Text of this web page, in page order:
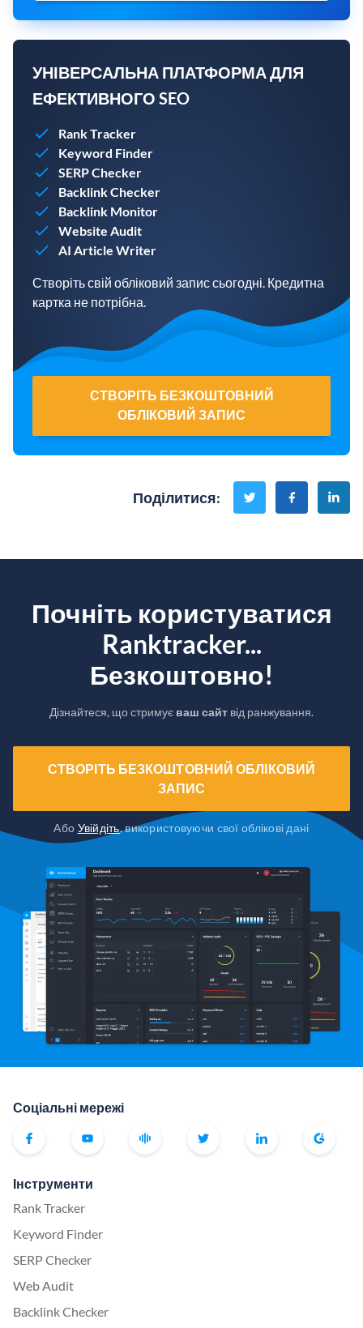
УНІВЕРСАЛЬНА ПЛАТФОРМА ДЛЯ
ЕФЕКТИВНОГО SEO
Rank Tracker
Keyword Finder
SERP Checker
Backlink Checker
Backlink Monitor
Website Audit
AI Article Writer
Створіть свій обліковий запис сьогодні. Кредитна
картка не потрібна.
СТВОРІТЬ БЕЗКОШТОВНИЙ
ОБЛІКОВИЙ ЗАПИС
Поділитися:
Почніть користуватися
Ranktracker...
Безкоштовно!
Дізнайтеся, що стримує ваш сайт від ранжування.
СТВОРІТЬ БЕЗКОШТОВНИЙ ОБЛІКОВИЙ
ЗАПИС
Або Увійдіть, використовуючи свої облікові дані
Соціальні мережі
Інструменти
Rank Tracker
Keyword Finder
SERP Checker
Web Audit
Backlink Checker